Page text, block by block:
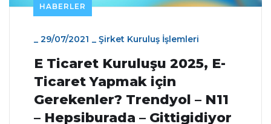
HABERLER
_ 29/07/2021 _ Şirket Kuruluş İşlemleri
E Ticaret Kuruluşu 2025, E-
Ticaret Yapmak için
Gerekenler? Trendyol – N11
– Hepsiburada – Gittigidiyor